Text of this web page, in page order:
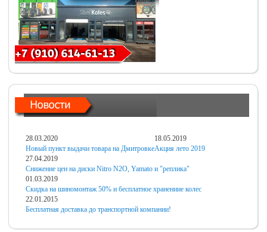
28.03.2020
Новый пункт выдачи товара на Дмитровке
18.05.2019
Акция лето 2019
27.04.2019
Снижение цен на диски Nitro N2O, Yamato и "реплика"
01.03.2019
Скидка на шиномонтаж 50% и бесплатное хранениие колес
22.01.2015
Бесплатная доставка до транспортной компании!